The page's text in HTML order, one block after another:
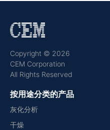
Copyright © 2026
CEM Corporation
All Rights Reserved
按用途分类的产品
灰化分析
干燥